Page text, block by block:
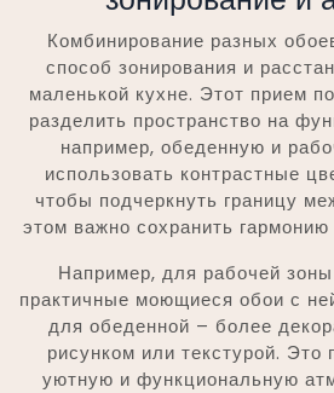
Комбинирование разных
способ зонирования и
маленькой кухне. Этот прием
разделить пространство на
например, обеденную и
использовать контрастные
чтобы подчеркнуть границу
этом важно сохранить
Например, для рабочей
практичные моющиеся обои с
для обеденной – более
рисунком или текстурой. Это
уютную и функциональную